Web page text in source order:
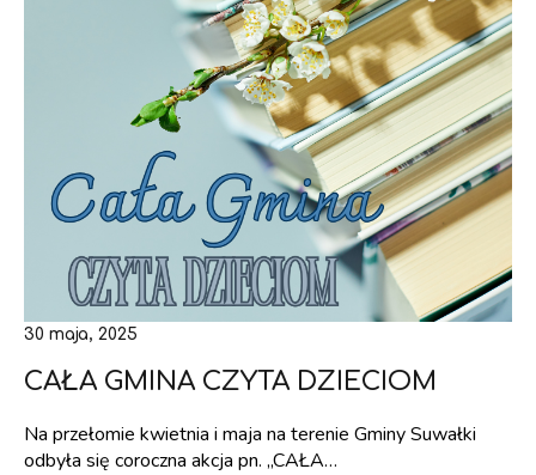
CAŁA GMINA CZYTA DZIECIOM
30 maja, 2025
Na przełomie kwietnia i maja na terenie Gminy Suwałki
odbyła się coroczna akcja pn. „CAŁA…